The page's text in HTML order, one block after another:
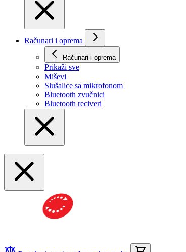
Računari i oprema
Računari i oprema
Prikaži svе
Miševi
Slušalice sa mikrofonom
Bluetooth zvučnici
Bluetooth reciveri